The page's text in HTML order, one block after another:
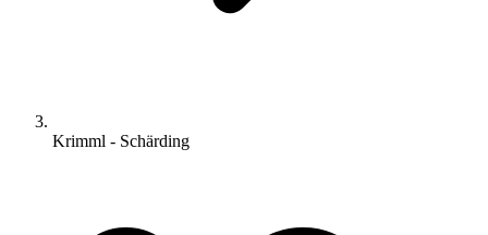
Krimml - Schärding